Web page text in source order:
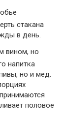
стакана
в день.
вином, но
напитка
но и мед.
половое